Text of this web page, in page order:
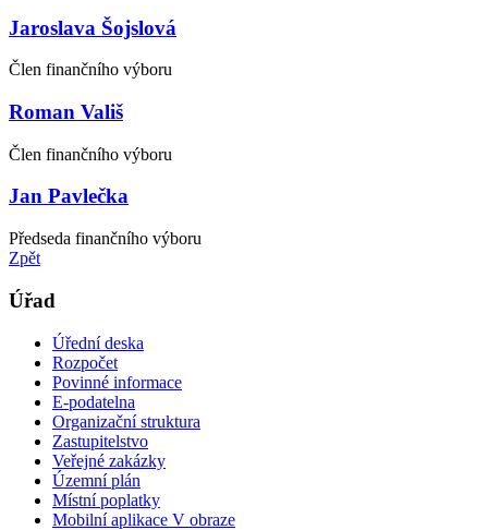
Jaroslava Šojslová
Člen finančního výboru
Roman Vališ
Člen finančního výboru
Jan Pavlečka
Předseda finančního výboru
Zpět
Úřad
Úřední deska
Rozpočet
Povinné informace
E-podatelna
Organizační struktura
Zastupitelstvo
Veřejné zakázky
Územní plán
Místní poplatky
Mobilní aplikace V obraze